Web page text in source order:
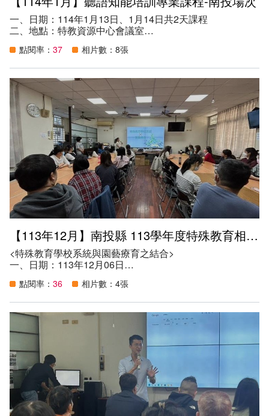
一、日期：114年1月13日、1月14日共2天課程
二、地點：特教資源中心會議室
四、協辦單位：南投縣特教資源中心
五、講師：張晏銘聽力師、方彥婷、鍾雅婷聽覺口語師
六、參加資格：南投縣之教保服務人員、學前巡迴輔導老
師、幼兒園教師及語言治師等
七、目的：推進在地早療人員聽損發掘敏感度及聽語知能讓
各縣市早療相關人員，將技巧運用於自身專業之中，就近服
務，提供聽損兒家長正確的聽語學習策略，進而提升聽損兒
童聽語能力。
八、參與人數：20人。
點閱率： 37 相片數：8張
【113年12月】南投縣 113學年度特殊教育相關專業人員服務知能研習
<特殊教育學校系統與園藝療育之結合>
一、日期：113年12月06日
三、講師：林千棉講師
四、參加資格：
（一）本縣公私立學校教師、特教相關專業人員。
（二）服務本縣學校系統之專業人員。
（三）對此專題有興趣的教師、特教相關專業人員、專業人
員及家長。
五、目的：運用園藝來治療人，利用種植和製作與植物有關
的園藝活動來改善人的身、心、靈狀況。對象包括老人、小
孩、智障者、坐輪椅等行動不便者、精神出狀況的精神障礙
者等，可使身心靈上皆得到幫助，更可以是一種生命教育。
六、參與人數：30人。
點閱率： 36 相片數：4張